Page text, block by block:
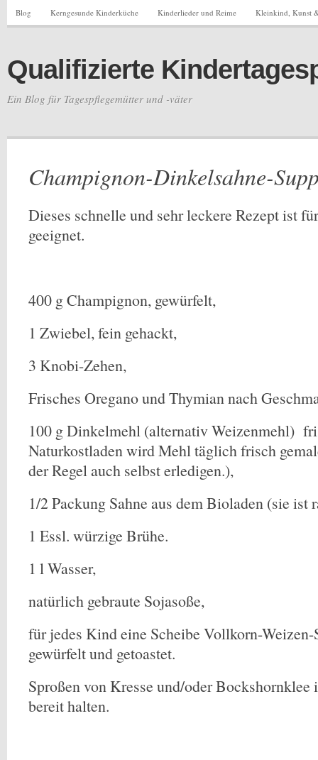
Blog Kerngesunde Kinderküche Kinderlieder und Reime Kleinkind, Kunst
Qualifizierte
Ein Blog für Tagespflegemütter und -väter
Champignon-Dinkelsahne-
Dieses schnelle und sehr leckere Rezept ist
geeignet.
400 g Champignon, gewürfelt,
1 Zwiebel, fein gehackt,
3 Knobi-Zehen,
Frisches Oregano und Thymian nach
100 g Dinkelmehl (alternativ Weizenmehl)
Naturkostladen wird Mehl täglich frisch
der Regel auch selbst erledigen.),
1/2 Packung Sahne aus dem Bioladen (sie ist
1 Essl. würzige Brühe.
1 l Wasser,
natürlich gebraute Sojasoße,
für jedes Kind eine Scheibe Vollkorn-
gewürfelt und getoastet.
Sproßen von Kresse und/oder Bockshornklee
bereit halten.